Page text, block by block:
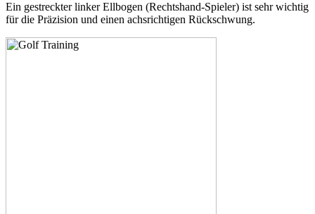
Ein gestreckter linker Ellbogen (Rechtshand-Spieler) ist sehr wichtig
für die Präzision und einen achsrichtigen Rückschwung.